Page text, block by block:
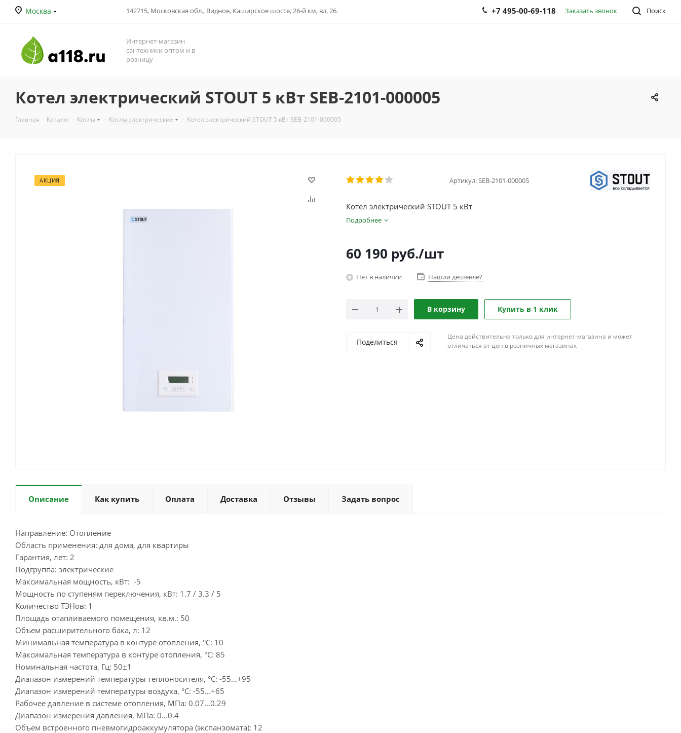
Москва 142715, Московская обл., Видное, Каширское шоссе, 26-й км, вл. 26. Поиск
+7 495-00-69-118 Заказать звонок
Интернет-магазин
сантехники оптом и в
розницу
Котел электрический STOUT 5 кВт SEB-2101-000005
Главная - Каталог - Котлы - Котлы электрические - Котел электрический STOUT 5 кВт SEB-2101-000005
АКЦИЯ Артикул:SEB-2101-000005
Котел электрический STOUT 5 кВт
Подробнее
60 190 руб./шт
Нет в наличии Нашли дешевле?
В корзину Купить в 1 клик
Поделиться
Цена действительна только для интернет-магазина и может
отличаться от цен в розничных магазинах
Описание Как купить Оплата Доставка Отзывы Задать вопрос
Направление: Отопление
Область применения: для дома, для квартиры
Гарантия, лет: 2
Подгруппа: электрические
Максимальная мощность, кВт: -5
Мощность по ступеням переключения, кВт: 1.7 / 3.3 / 5
Количество ТЭНов: 1
Площадь отапливаемого помещения, кв.м.: 50
Объем расширительного бака, л: 12
Минимальная температура в контуре отопления, °С: 10
Максимальная температура в контуре отопления, °С: 85
Номинальная частота, Гц: 50±1
Диапазон измерений температуры теплоносителя, °C: -55...+95
Диапазон измерений температуры воздуха, °C: -55...+65
Рабочее давление в системе отопления, МПа: 0.07...0.29
Диапазон измерения давления, МПа: 0...0.4
Объем встроенного пневмогидроаккумулятора (экспанзомата): 12